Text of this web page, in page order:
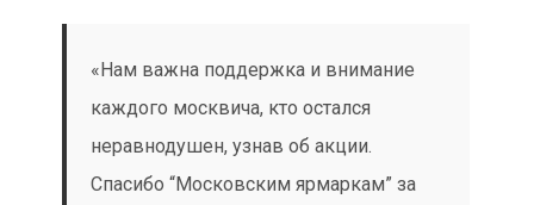
«Нам важна поддержка и внимание
каждого москвича, кто остался
неравнодушен, узнав об акции.
Спасибо “Московским ярмаркам” за